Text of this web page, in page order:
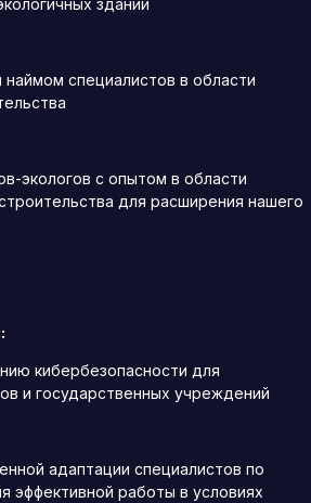
зданий
специалистов в области
экологов с опытом в области
для расширения нашего
кибербезопасности для
и государственных учреждений
адаптации специалистов по
эффективной работы в условиях